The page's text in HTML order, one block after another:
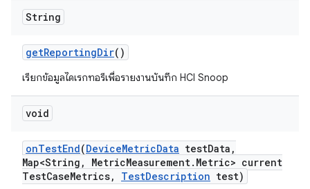
String
getReportingDir()
เรียกข้อมูลไดเรกทอรีเพื่อรายงานบันทึก HCI Snoop
void
onTestEnd(DeviceMetricData testData ,
Map<String , MetricMeasurement. Metric> current
TestCaseMetrics, TestDescription test)